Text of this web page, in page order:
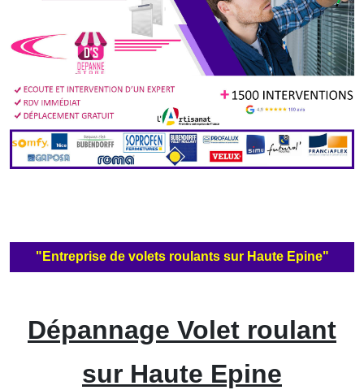
"Entreprise de volets roulants sur Haute Epine"
Dépannage Volet roulant
sur Haute Epine